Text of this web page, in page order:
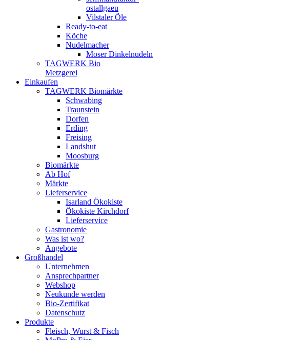
ostallgaeu
Vilstaler Öle
Ready-to-eat
Köche
Nudelmacher
Moser Dinkelnudeln
TAGWERK Bio
Metzgerei
Einkaufen
TAGWERK Biomärkte
Schwabing
Traunstein
Dorfen
Erding
Freising
Landshut
Moosburg
Biomärkte
Ab Hof
Märkte
Lieferservice
Isarland Ökokiste
Ökokiste Kirchdorf
Lieferservice
Gastronomie
Was ist wo?
Angebote
Großhandel
Unternehmen
Ansprechpartner
Webshop
Neukunde werden
Bio-Zertifikat
Datenschutz
Produkte
Fleisch, Wurst & Fisch